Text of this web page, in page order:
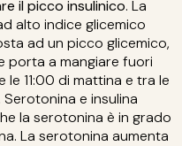
il picco insulinico. La
alto indice glicemico
ad un picco glicemico,
porta a mangiare fuori
11:00 di mattina e tra le
Serotonina e insulina
la serotonina è in grado
La serotonina aumenta